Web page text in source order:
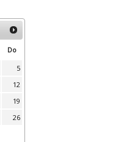
Do
5
12
19
26